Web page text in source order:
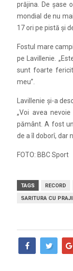
prăjina. De şase
mondial de nu
17 ori pe pistă şi
Fostul mare
pe Lavillenie.
sunt foarte
meu”.
Lavillenie şi-a
„Voi avea
pământ. A fost
de a îl doborî, dar
FOTO: BBC Sport
TAGS RECORD
SARITURA CU